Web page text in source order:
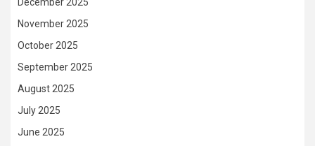
December 2025
November 2025
October 2025
September 2025
August 2025
July 2025
June 2025